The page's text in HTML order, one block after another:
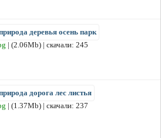
деревья осень парк
| (2.06Mb) | скачали: 245
дорога лес листья
| (1.37Mb) | скачали: 237